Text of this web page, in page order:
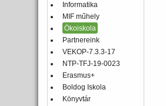
Informatika
MIF műhely
Ökoiskola
Partnereink
VEKOP-7.3.3-17
NTP-TFJ-19-0023
Erasmus+
Boldog Iskola
Könyvtár